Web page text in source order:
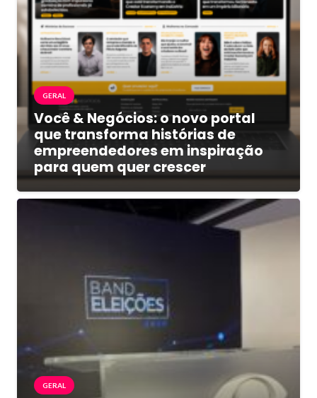
GERAL
Você & Negócios: o novo portal
que transforma histórias de
empreendedores em inspiração
para quem quer crescer
GERAL